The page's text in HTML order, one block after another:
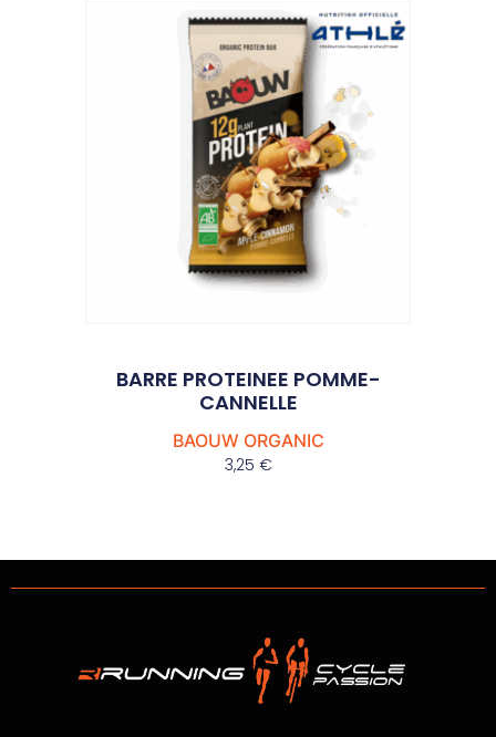
BARRE PROTEINEE POMME-
CANNELLE
BAOUW ORGANIC
3,25 €